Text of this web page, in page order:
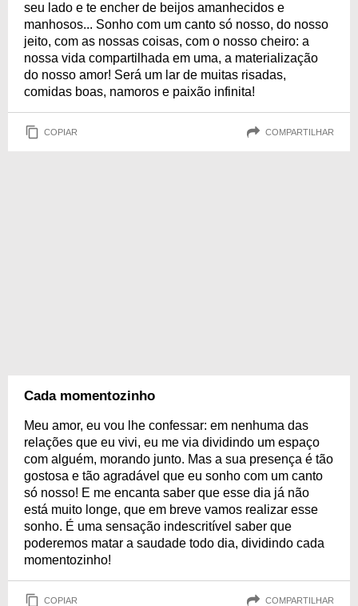
seu lado e te encher de beijos amanhecidos e
manhosos... Sonho com um canto só nosso, do nosso
jeito, com as nossas coisas, com o nosso cheiro: a
nossa vida compartilhada em uma, a materialização
do nosso amor! Será um lar de muitas risadas,
comidas boas, namoros e paixão infinita!
COPIAR COMPARTILHAR
Cada momentozinho
Meu amor, eu vou lhe confessar: em nenhuma das
relações que eu vivi, eu me via dividindo um espaço
com alguém, morando junto. Mas a sua presença é tão
gostosa e tão agradável que eu sonho com um canto
só nosso! E me encanta saber que esse dia já não
está muito longe, que em breve vamos realizar esse
sonho. É uma sensação indescritível saber que
poderemos matar a saudade todo dia, dividindo cada
momentozinho!
COPIAR COMPARTILHAR